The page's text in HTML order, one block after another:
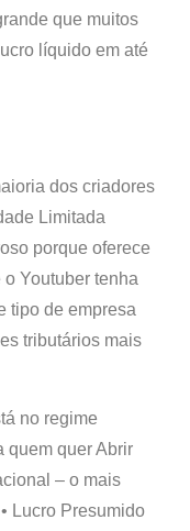
que muitos
líquido em até
dos criadores
Limitada
porque oferece
Youtuber tenha
tipo de empresa
tributários mais
no regime
quem quer Abrir
– o mais
Lucro Presumido